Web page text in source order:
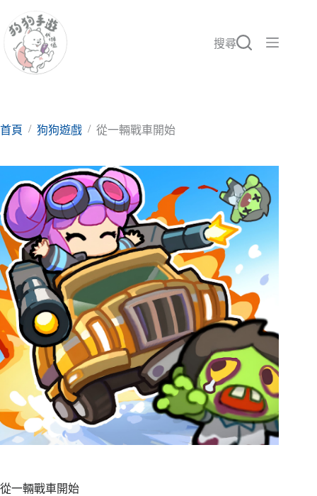
至
要
搜尋
首頁 / 狗狗遊戲 / 從一輛戰車開始
從一輛戰車開始